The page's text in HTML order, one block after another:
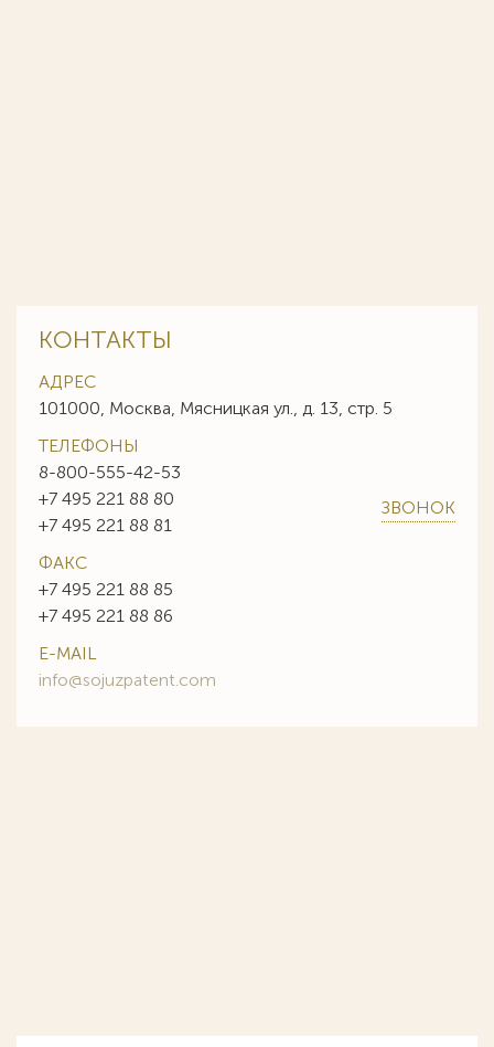
КОНТАКТЫ
АДРЕС
101000, Москва, Мясницкая ул., д. 13, стр. 5
ТЕЛЕФОНЫ
8-800-555-42-53
+7 495 221 88 80
+7 495 221 88 81
ЗВОНОК
ФАКС
+7 495 221 88 85
+7 495 221 88 86
E-MAIL
info@sojuzpatent.com